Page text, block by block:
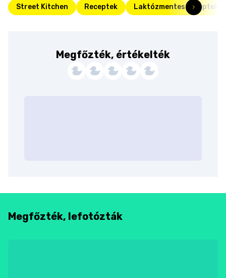
Street Kitchen Receptek Laktózmentes receptek
Megfőzték, értékelték
Megfőzték, lefotózták